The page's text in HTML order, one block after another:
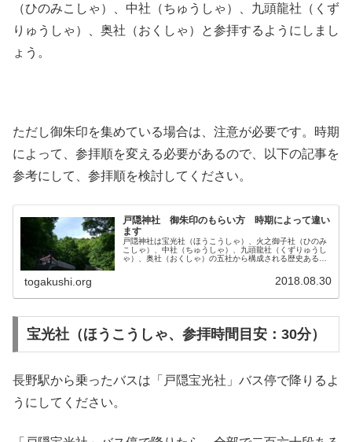
（ひのみこしゃ）、中社（ちゅうしゃ）、九頭龍社（くず
りゅうしゃ）、奥社（おくしゃ）と参拝するようにしまし
ょう。
ただし御朱印を集めている場合は、注意が必要です。時期
によって、参拝順を変える必要があるので、以下の記事を
参考にして、参拝順を検討してください。
戸隠神社 御朱印のもらい方 時期によって違い
ます
戸隠神社は宝光社（ほうこうしゃ）、火之御子社（ひのみ
こしゃ）、中社（ちゅうしゃ）、九頭龍社（くずりゅうし
ゃ）、奥社（おくしゃ）の五社から構成される歴史ある神
togakushi.org 2018.08.30
宝光社（ほうこうしゃ、参拝時間目安：30分）
長野駅から乗ったバスは「戸隠宝光社」バス停で降りるよ
うにしてください。